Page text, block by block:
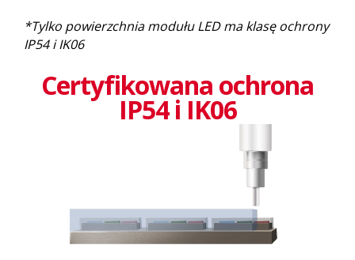
*Tylko powierzchnia modułu LED ma klasę ochrony
IP54 i IK06
Certyfikowana ochrona
IP54 i IK06